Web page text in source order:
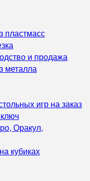
пластмасс
и продажа
металла
игр на заказ
Оракул,
кубиках